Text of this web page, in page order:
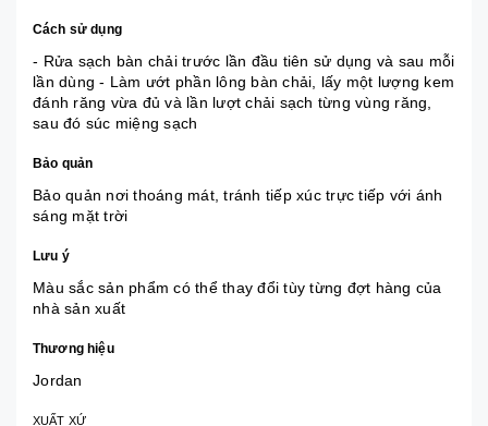
Cách sử dụng
- Rửa sạch bàn chải trước lần đầu tiên sử dụng và sau mỗi
lần dùng - Làm ướt phần lông bàn chải, lấy một lượng kem
đánh răng vừa đủ và lần lượt chải sạch từng vùng răng,
sau đó súc miệng sạch
Bảo quản
Bảo quản nơi thoáng mát, tránh tiếp xúc trực tiếp với ánh
sáng mặt trời
Lưu ý
Màu sắc sản phẩm có thể thay đổi tùy từng đợt hàng của
nhà sản xuất
Thương hiệu
Jordan
XUẤT XỨ